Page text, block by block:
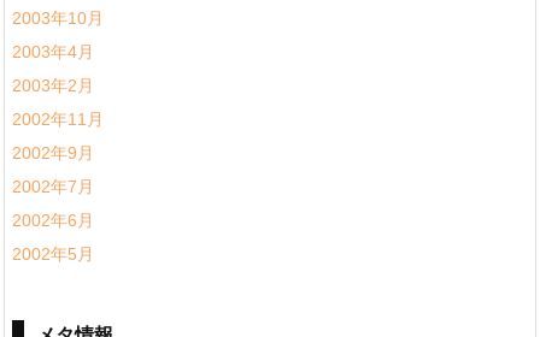
2003年10月
2003年4月
2003年2月
2002年11月
2002年9月
2002年7月
2002年6月
2002年5月